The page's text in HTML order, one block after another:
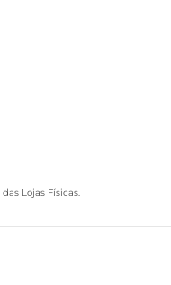
Lojas Físicas.